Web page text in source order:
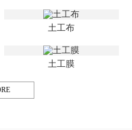
土工布
土工膜